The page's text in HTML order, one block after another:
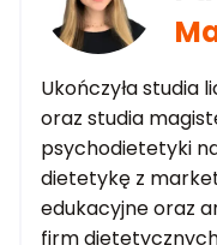
Ukończyła studia
oraz studia
psychodietetyki
dietetykę z
edukacyjne oraz
firm